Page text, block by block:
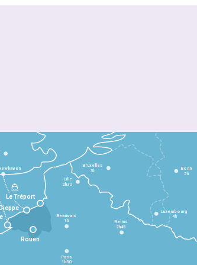
Dieppe
Le Tréport
Paris
1h30
Beauvais
1h Reims
2h45
Lille
2h30
Bruxelles
3h Bonn
5h
Luxembourg
4h
Rouen